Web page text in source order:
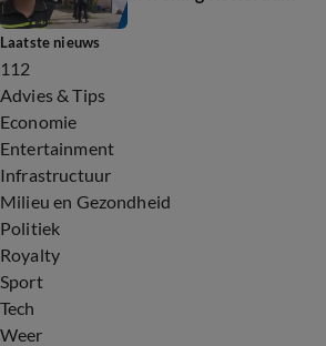
Laatste nieuws
112
Advies & Tips
Economie
Entertainment
Infrastructuur
Milieu en Gezondheid
Politiek
Royalty
Sport
Tech
Weer